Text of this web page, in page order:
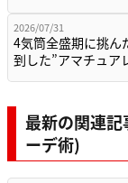
2026/07/31
4気筒全盛期に挑ん
到した”アマチュ
最新の関連
ーデ術)